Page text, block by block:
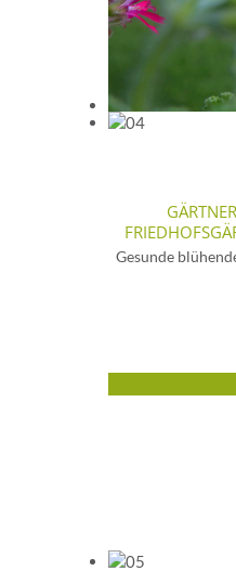
Gesunde